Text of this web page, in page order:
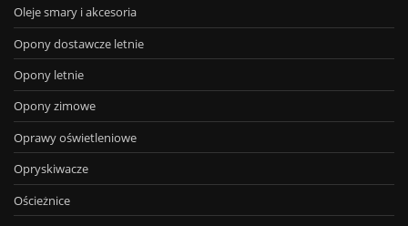
Oleje smary i akcesoria
Opony dostawcze letnie
Opony letnie
Opony zimowe
Oprawy oświetleniowe
Opryskiwacze
Ościeżnice